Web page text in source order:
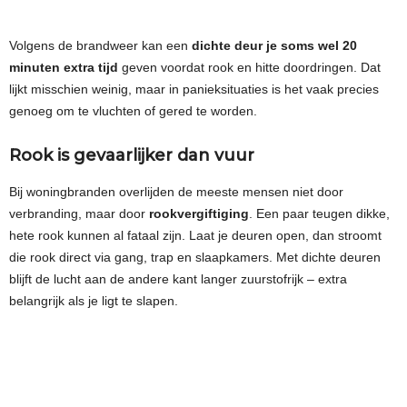
Volgens de brandweer kan een dichte deur je soms wel 20
minuten extra tijd geven voordat rook en hitte doordringen. Dat
lijkt misschien weinig, maar in panieksituaties is het vaak precies
genoeg om te vluchten of gered te worden.
Rook is gevaarlijker dan vuur
Bij woningbranden overlijden de meeste mensen niet door
verbranding, maar door rookvergiftiging . Een paar teugen dikke,
hete rook kunnen al fataal zijn. Laat je deuren open, dan stroomt
die rook direct via gang, trap en slaapkamers. Met dichte deuren
blijft de lucht aan de andere kant langer zuurstofrijk – extra
belangrijk als je ligt te slapen.